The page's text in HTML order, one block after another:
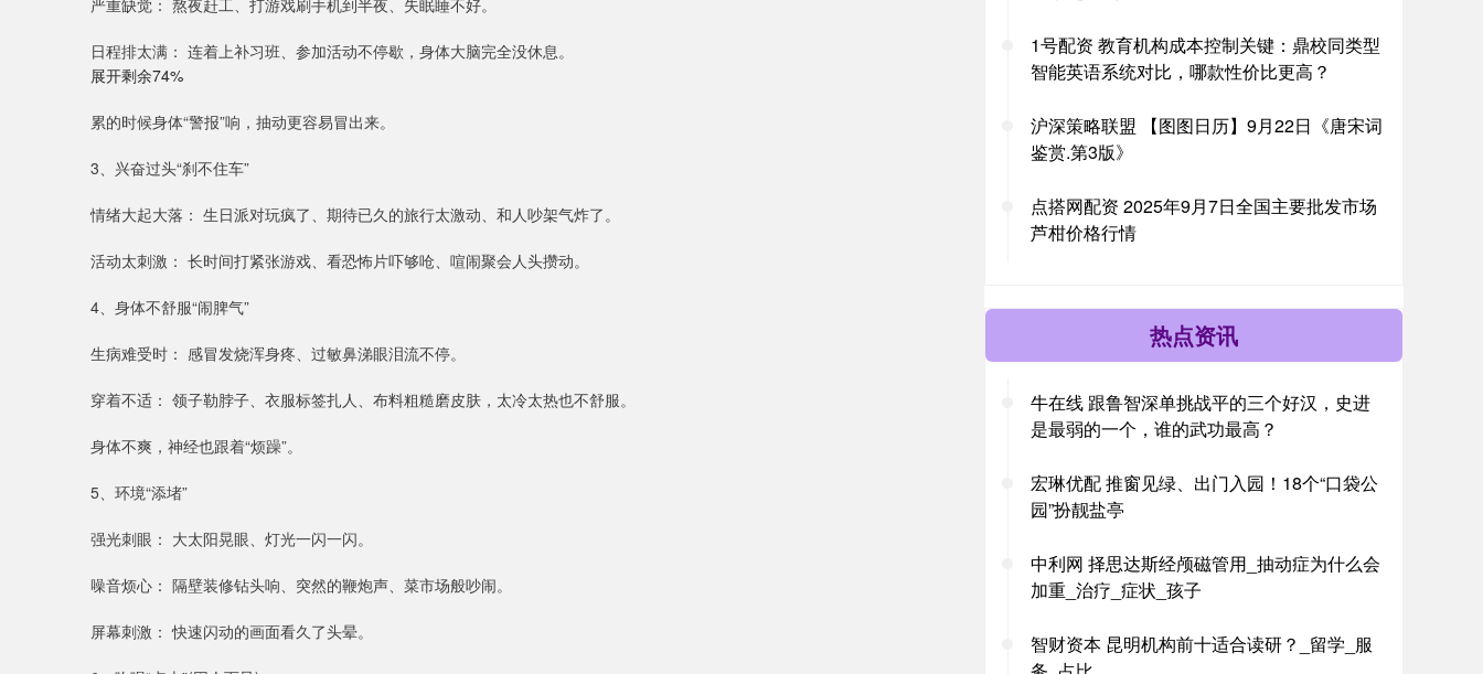
严重缺觉： 熬夜赶工、打游戏刷手机到半夜、失眠睡不好。
日程排太满： 连着上补习班、参加活动不停歇，身体大脑完全没休息。
展开剩余74%
累的时候身体“警报”响，抽动更容易冒出来。
3、兴奋过头“刹不住车”
情绪大起大落： 生日派对玩疯了、期待已久的旅行太激动、和人吵架气炸了。
活动太刺激： 长时间打紧张游戏、看恐怖片吓够呛、喧闹聚会人头攒动。
4、身体不舒服“闹脾气”
生病难受时： 感冒发烧浑身疼、过敏鼻涕眼泪流不停。
穿着不适： 领子勒脖子、衣服标签扎人、布料粗糙磨皮肤，太冷太热也不舒服。
身体不爽，神经也跟着“烦躁”。
5、环境“添堵”
强光刺眼： 大太阳晃眼、灯光一闪一闪。
噪音烦心： 隔壁装修钻头响、突然的鞭炮声、菜市场般吵闹。
屏幕刺激： 快速闪动的画面看久了头晕。
1号配资 教育机构成本控制关键：鼎校同类型
智能英语系统对比，哪款性价比更高？
沪深策略联盟 【图图日历】9月22日《唐宋词
鉴赏.第3版》
点搭网配资 2025年9月7日全国主要批发市场
芦柑价格行情
热点资讯
牛在线 跟鲁智深单挑战平的三个好汉，史进
是最弱的一个，谁的武功最高？
宏琳优配 推窗见绿、出门入园！18个“口袋公
园”扮靓盐亭
中利网 择思达斯经颅磁管用_抽动症为什么会
加重_治疗_症状_孩子
智财资本 昆明机构前十适合读研？_留学_服